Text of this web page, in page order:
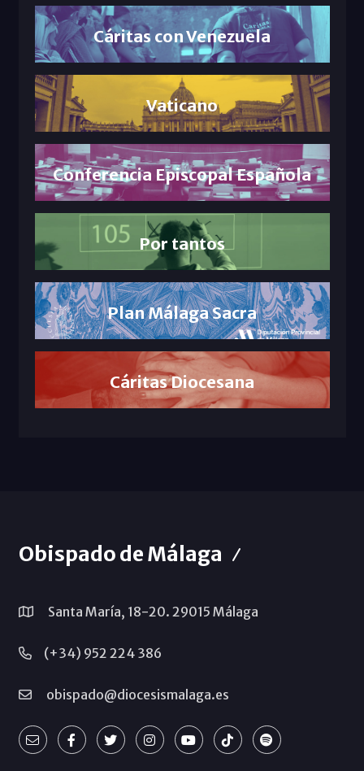
Cáritas con Venezuela
Vaticano
Conferencia Episcopal Española
Por tantos
Plan Málaga Sacra
Cáritas Diocesana
Obispado de Málaga
Santa María, 18-20. 29015 Málaga
(+34) 952 224 386
obispado@diocesismalaga.es